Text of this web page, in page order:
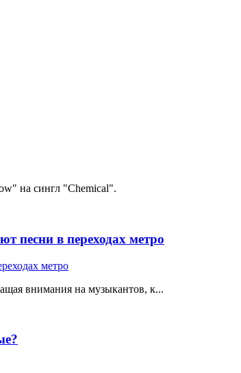
на сингл "Chemical".
песни в переходах метро
внимания на музыкантов, к...